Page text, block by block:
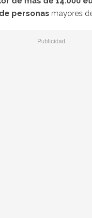
personas mayores